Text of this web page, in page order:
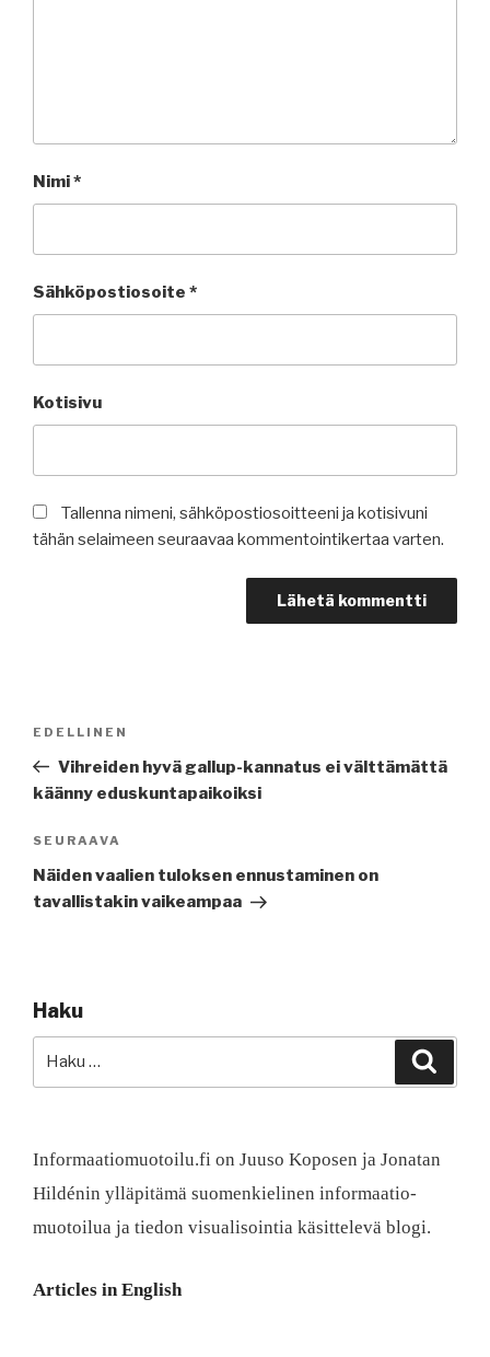
Nimi*
Sähköpostiosoite *
Kotisivu
Tallenna nimeni, sähköpostiosoitteeni ja kotisivuni
tähän selaimeen seuraavaa kommentointikertaa varten.
Edellinen
artikkeli
EDELLINEN
Vihreiden hyvä gallup-kannatus ei välttämättä
käänny eduskuntapaikoiksi
Seuraava
artikkeli
SEURAAVA
Näiden vaalien tuloksen ennustaminen on
tavallistakin vaikeampaa
Haku
Informaatiomuotoilu.fi on Juuso Koposen ja Jonatan
Hildénin ylläpitämä suomen­kielinen informaatio­
muotoilua ja tiedon visualisointia käsittelevä blogi.
Articles in English